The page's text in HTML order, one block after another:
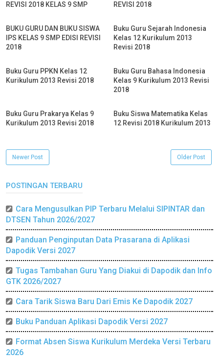
REVISI 2018 KELAS 9 SMP
REVISI 2018
BUKU GURU DAN BUKU SISWA
IPS KELAS 9 SMP EDISI REVISI
2018
Buku Guru Sejarah Indonesia
Kelas 12 Kurikulum 2013
Revisi 2018
Buku Guru PPKN Kelas 12
Kurikulum 2013 Revisi 2018
Buku Guru Bahasa Indonesia
Kelas 9 Kurikulum 2013 Revisi
2018
Buku Guru Prakarya Kelas 9
Kurikulum 2013 Revisi 2018
Buku Siswa Matematika Kelas
12 Revisi 2018 Kurikulum 2013
Newer Post Older Post
POSTINGAN TERBARU
Cara Mengusulkan PIP Terbaru Melalui SIPINTAR dan
DTSEN Tahun 2026/2027
Panduan Penginputan Data Prasarana di Aplikasi
Dapodik Versi 2027
Tugas Tambahan Guru Yang Diakui di Dapodik dan Info
GTK 2026/2027
Cara Tarik Siswa Baru Dari Emis Ke Dapodik 2027
Buku Panduan Aplikasi Dapodik Versi 2027
Format Absen Siswa Kurikulum Merdeka Versi Terbaru
2026